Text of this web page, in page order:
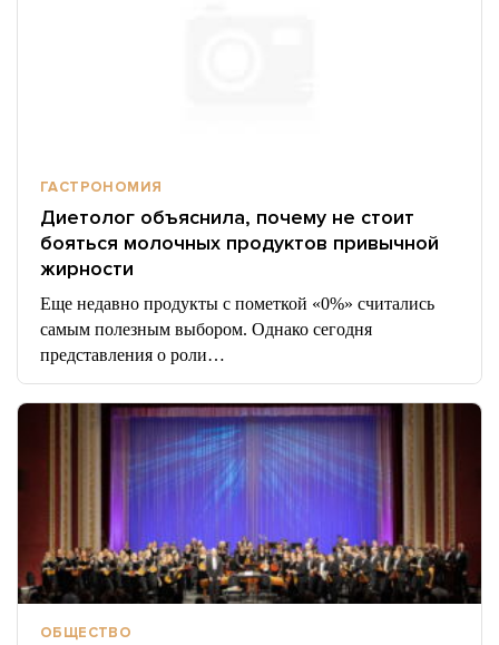
ГАСТРОНОМИЯ
Диетолог объяснила, почему не стоит
бояться молочных продуктов привычной
жирности
Еще недавно продукты с пометкой «0%» считались
самым полезным выбором. Однако сегодня
представления о роли…
ОБЩЕСТВО